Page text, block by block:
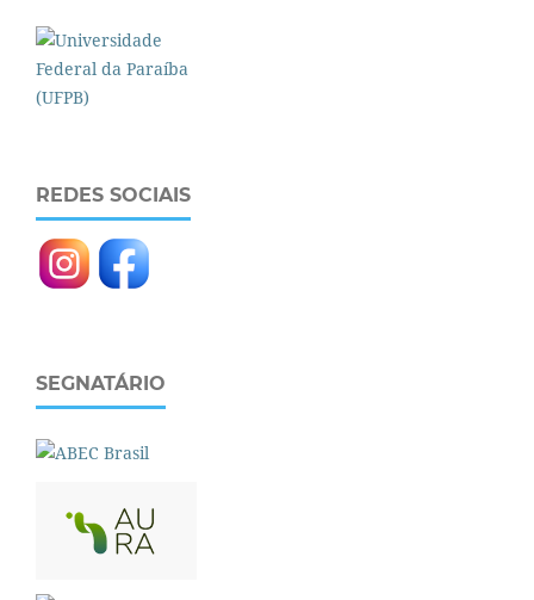
REDES SOCIAIS
SEGNATÁRIO